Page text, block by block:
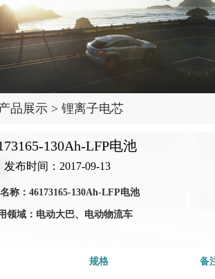
品展示> 锂离子电芯
130Ah-LFP电池
发布时间：2017-09-13
称： 46173165-130Ah-LFP电池
领域：电动大巴、电动物流车
规格 备